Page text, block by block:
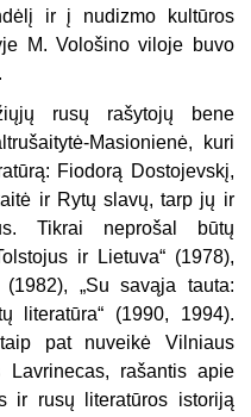
ir į nudizmo kultūros
M. Vološino viloje buvo
rusų rašytojų bene
Masionienė, kuri
Fiodorą Dostojevskį,
ir Rytų slavų, tarp jų ir
Tikrai neprošal būtų
ir Lietuva“ (1978),
(1982), „Su savąja tauta:
literatūra“ (1990, 1994).
pat nuveikė Vilniaus
Lavrinecas, rašantis apie
ir rusų literatūros istoriją